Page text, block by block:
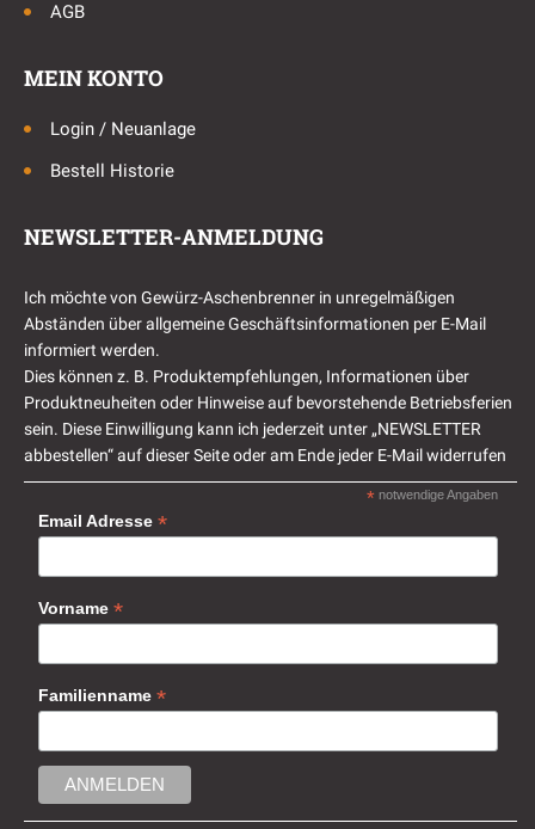
AGB
MEIN KONTO
Login / Neuanlage
Bestell Historie
NEWSLETTER-ANMELDUNG
Ich möchte von Gewürz-Aschenbrenner in unregelmäßigen
Abständen über allgemeine Geschäftsinformationen per E-Mail
informiert werden.
Dies können z. B. Produktempfehlungen, Informationen über
Produktneuheiten oder Hinweise auf bevorstehende Betriebsferien
sein. Diese Einwilligung kann ich jederzeit unter „NEWSLETTER
abbestellen“ auf dieser Seite oder am Ende jeder E-Mail widerrufen
*notwendige Angaben
Email Adresse *
Vorname *
Familienname *